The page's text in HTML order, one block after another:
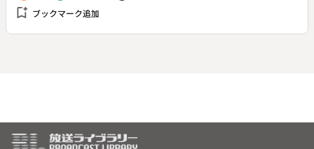
性たちに、ＩＫＫＯさんが克服術を伝授する。メイク上手にな
bookmark_add ブックマーク追加